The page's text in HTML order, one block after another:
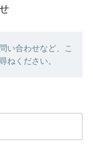
い合わせなど、こ
ねください。